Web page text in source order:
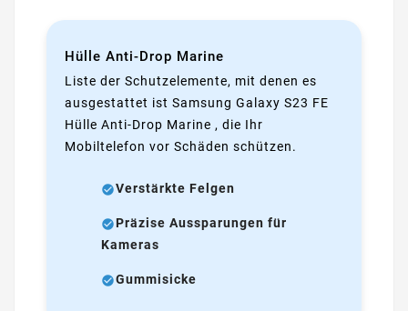
Hülle Anti-Drop Marine
Liste der Schutzelemente, mit denen es
ausgestattet ist Samsung Galaxy S23 FE
Hülle Anti-Drop Marine , die Ihr
Mobiltelefon vor Schäden schützen.
Verstärkte Felgen
Präzise Aussparungen für
Kameras
Gummisicke